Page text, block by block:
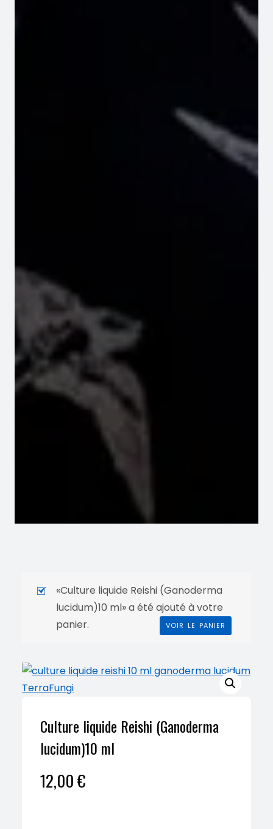
«Culture liquide Reishi (Ganoderma
lucidum)10 ml» a été ajouté à votre
panier.
VOIR LE PANIER
Culture liquide Reishi (Ganoderma
lucidum)10 ml
12,00€